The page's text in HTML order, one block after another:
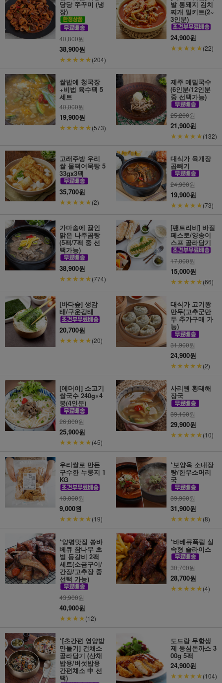
당당 쭈꾸미 (냉
장)
40,800원
38,900원
★★★★★(204)
발 통돼지 김치
찌개 밀키트(2~
3인분)
24,900원
★★★★★(22)
쌀밥에 청국장
+비법 육수팩 5
세트
40,000원
19,900원
★★★★★(573)
제주 메밀국수
(6인분/12인분
중 선택가능)
25,200원
21,900원
★★★★★(132)
고래주방 우리
쌀 물떡어묵탕 5
33gx3팩
35,700원
★★★★★(2)
대식가 육개장
곱빼기
24,900원
19,900원
★★★★★(73)
가마솥에 끓인
맑은 나주곰탕
(5팩/7팩 중 선
택가능)
38,900원
★★★★★(774)
[팬트리비] 바질
페스토/양송이
스프 골라담기
17,000원
15,000원
★★★★★(66)
[바다숲] 생감
태/구운감태
20,700원
★★★★★(20)
대식가 고기왕
만두(고추군만
두 추가구매 가
능)
31,900원
24,900원
★★★★★(2)
[에머이] 소고기
쌀국수 240g×4
봉(4인분)
26,800원
25,900원
★★★★★(45)
사리원 황태해
장국
39,100원
29,900원
★★★★★(10)
우리쌀로 만든
구수한 누룽지 1
KG
13,000원
9,000원
★★★★★(19)
*보양옥 소내장
탕/한우소머리
국
39,900원
31,900원
★★★★★(8)
*양평맛집 쏭바
베큐 참나무 초
벌 등갈비 2팩
세트(소금구이/
간장/고추장 중
선택 가능)
43,900원
40,900원
★★★★(12)
*바베큐폭립 실
속형 슬라이스
30,700원
28,700원
★★★★★(4)
*[초간편 영양밥
만들기] 건채소
골라담기 (산채
밥용/버섯밥용
간편채소 中 선
택)
도드람 무항생
제 등심돈까스 3
00g 5팩
24,900원
★★★★★(104)